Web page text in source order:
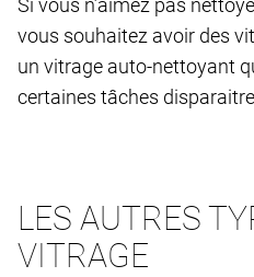
Si vous n’aimez pas
vous souhaitez avoir des
un vitrage auto-nettoyant
certaines tâches
LES AUTRES
VITRAGE